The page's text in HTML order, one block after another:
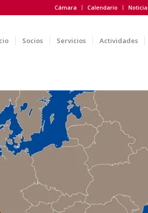
Cámara Calendario
Socios Servicios Actividades